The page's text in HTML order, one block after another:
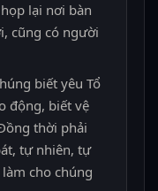
lại nơi bàn
cũng có người
biết yêu Tổ
động, biết vệ
thời phải
tự nhiên, tự
cho chúng